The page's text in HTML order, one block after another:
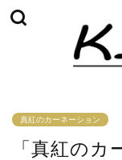
真紅のカーネーション
「真紅の